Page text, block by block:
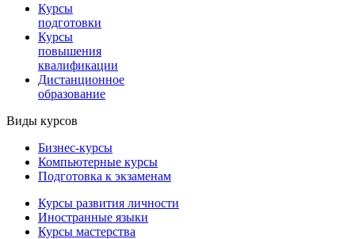
Курсы
подготовки
Курсы
повышения
квалификации
Дистанционное
образование
Виды курсов
Бизнес-курсы
Компьютерные курсы
Подготовка к экзаменам
Курсы развития личности
Иностранные языки
Курсы мастерства